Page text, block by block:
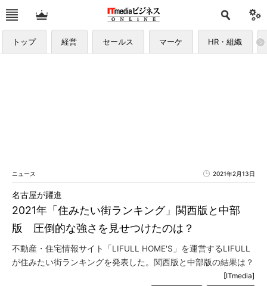
トップ 経営 セールス マーケ HR・組織
ニュース 2021年2月13日
2021年「住みたい街ランキング」関西版と中部
版 圧倒的な強さを見せつけたのは？
名古屋が躍進
不動産・住宅情報サイト「LIFULL HOME'S」を運営するLIFULL
が住みたい街ランキングを発表した。関西版と中部版の結果は？
[ITmedia]